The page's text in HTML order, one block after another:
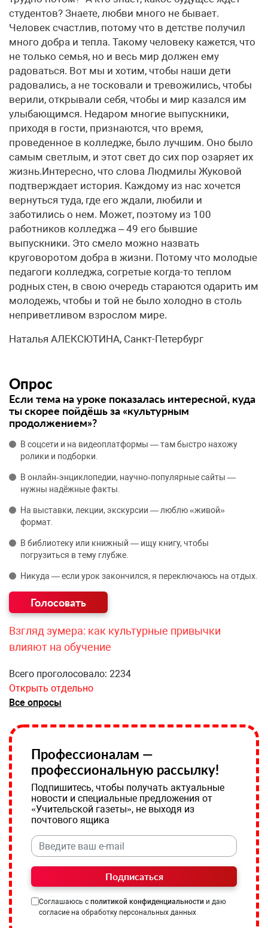
студентов? Знаете, любви много не бывает.
Человек счастлив, потому что в детстве получил
много добра и тепла. Такому человеку кажется, что
не только семья, но и весь мир должен ему
радоваться. Вот мы и хотим, чтобы наши дети
радовались, а не тосковали и тревожились, чтобы
верили, открывали себя, чтобы и мир казался им
улыбающимся. Недаром многие выпускники,
приходя в гости, признаются, что время,
проведенное в колледже, было лучшим. Оно было
самым светлым, и этот свет до сих пор озаряет их
жизнь.Интересно, что слова Людмилы Жуковой
подтверждает история. Каждому из нас хочется
вернуться туда, где его ждали, любили и
заботились о нем. Может, поэтому из 100
работников колледжа – 49 его бывшие
выпускники. Это смело можно назвать
круговоротом добра в жизни. Потому что молодые
педагоги колледжа, согретые когда-то теплом
родных стен, в свою очередь стараются одарить им
молодежь, чтобы и той не было холодно в столь
неприветливом взрослом мире.
Наталья АЛЕКСЮТИНА, Санкт-Петербург
Опрос
Если тема на уроке показалась интересной, куда
ты скорее пойдёшь за «культурным
продолжением»?
В соцсети и на видеоплатформы — там быстро нахожу
ролики и подборки.
В онлайн‑энциклопедии, научно‑популярные сайты —
нужны надёжные факты.
На выставки, лекции, экскурсии — люблю «живой»
формат.
В библиотеку или книжный — ищу книгу, чтобы
погрузиться в тему глубже.
Никуда — если урок закончился, я переключаюсь на отдых.
Взгляд зумера: как культурные привычки
влияют на обучение
Всего проголосовало: 2234
Открыть отдельно
Все опросы
Профессионалам —
профессиональную рассылку!
Подпишитесь, чтобы получать актуальные
новости и специальные предложения от
«Учительской газеты», не выходя из
почтового ящика
Подписаться
Соглашаюсь с политикой конфиденциальности и даю
согласие на обработку персональных данных